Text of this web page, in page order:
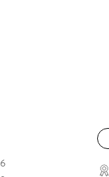
6